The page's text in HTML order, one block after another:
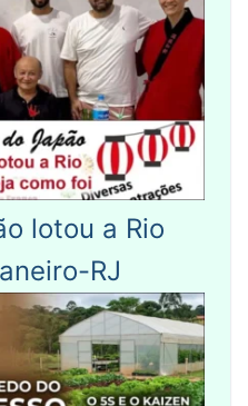
lotou a Rio
RJ